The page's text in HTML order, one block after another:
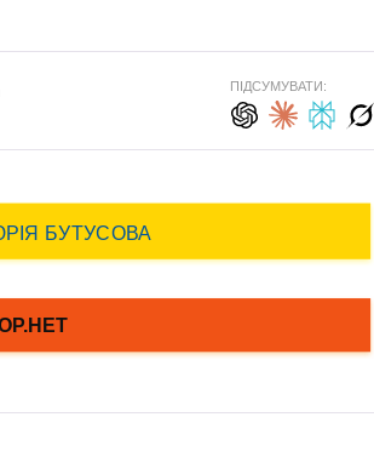
ПІДСУМУВАТИ: